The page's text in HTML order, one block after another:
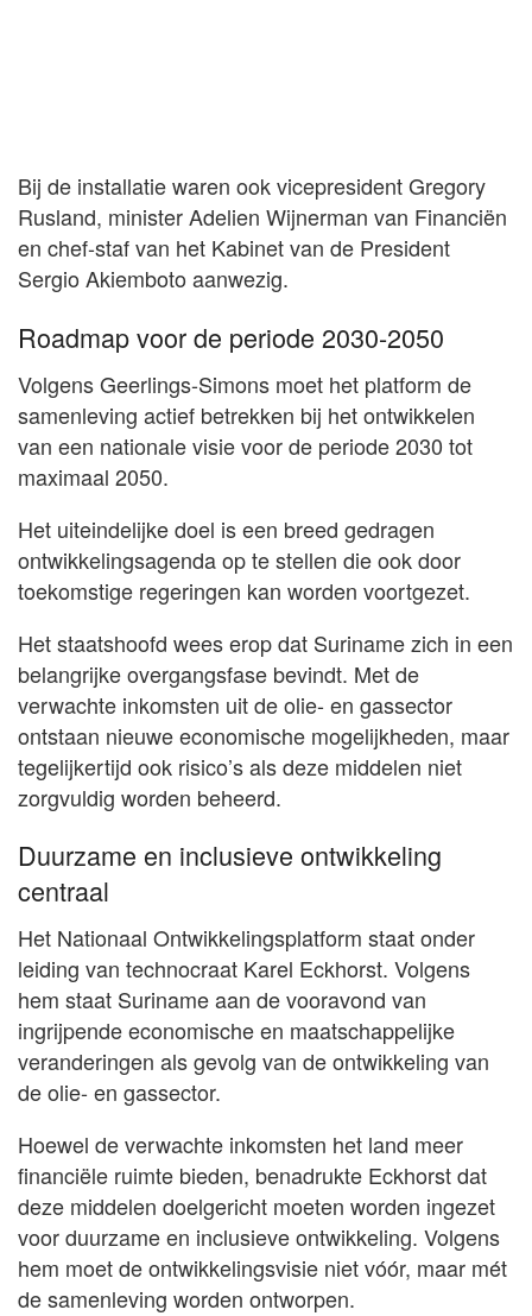
Bij de installatie waren ook vicepresident Gregory
Rusland, minister Adelien Wijnerman van Financiën
en chef-staf van het Kabinet van de President
Sergio Akiemboto aanwezig.
Roadmap voor de periode 2030-2050
Volgens Geerlings-Simons moet het platform de
samenleving actief betrekken bij het ontwikkelen
van een nationale visie voor de periode 2030 tot
maximaal 2050.
Het uiteindelijke doel is een breed gedragen
ontwikkelingsagenda op te stellen die ook door
toekomstige regeringen kan worden voortgezet.
Het staatshoofd wees erop dat Suriname zich in een
belangrijke overgangsfase bevindt. Met de
verwachte inkomsten uit de olie- en gassector
ontstaan nieuwe economische mogelijkheden, maar
tegelijkertijd ook risico’s als deze middelen niet
zorgvuldig worden beheerd.
Duurzame en inclusieve ontwikkeling
centraal
Het Nationaal Ontwikkelingsplatform staat onder
leiding van technocraat Karel Eckhorst. Volgens
hem staat Suriname aan de vooravond van
ingrijpende economische en maatschappelijke
veranderingen als gevolg van de ontwikkeling van
de olie- en gassector.
Hoewel de verwachte inkomsten het land meer
financiële ruimte bieden, benadrukte Eckhorst dat
deze middelen doelgericht moeten worden ingezet
voor duurzame en inclusieve ontwikkeling. Volgens
hem moet de ontwikkelingsvisie niet vóór, maar mét
de samenleving worden ontworpen.